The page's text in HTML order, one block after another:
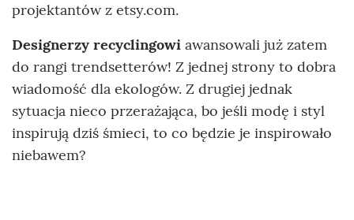
projektantów z etsy.com.
Designerzy recyclingowi awansowali już zatem
do rangi trendsetterów! Z jednej strony to dobra
wiadomość dla ekologów. Z drugiej jednak
sytuacja nieco przerażająca, bo jeśli modę i styl
inspirują dziś śmieci, to co będzie je inspirowało
niebawem?